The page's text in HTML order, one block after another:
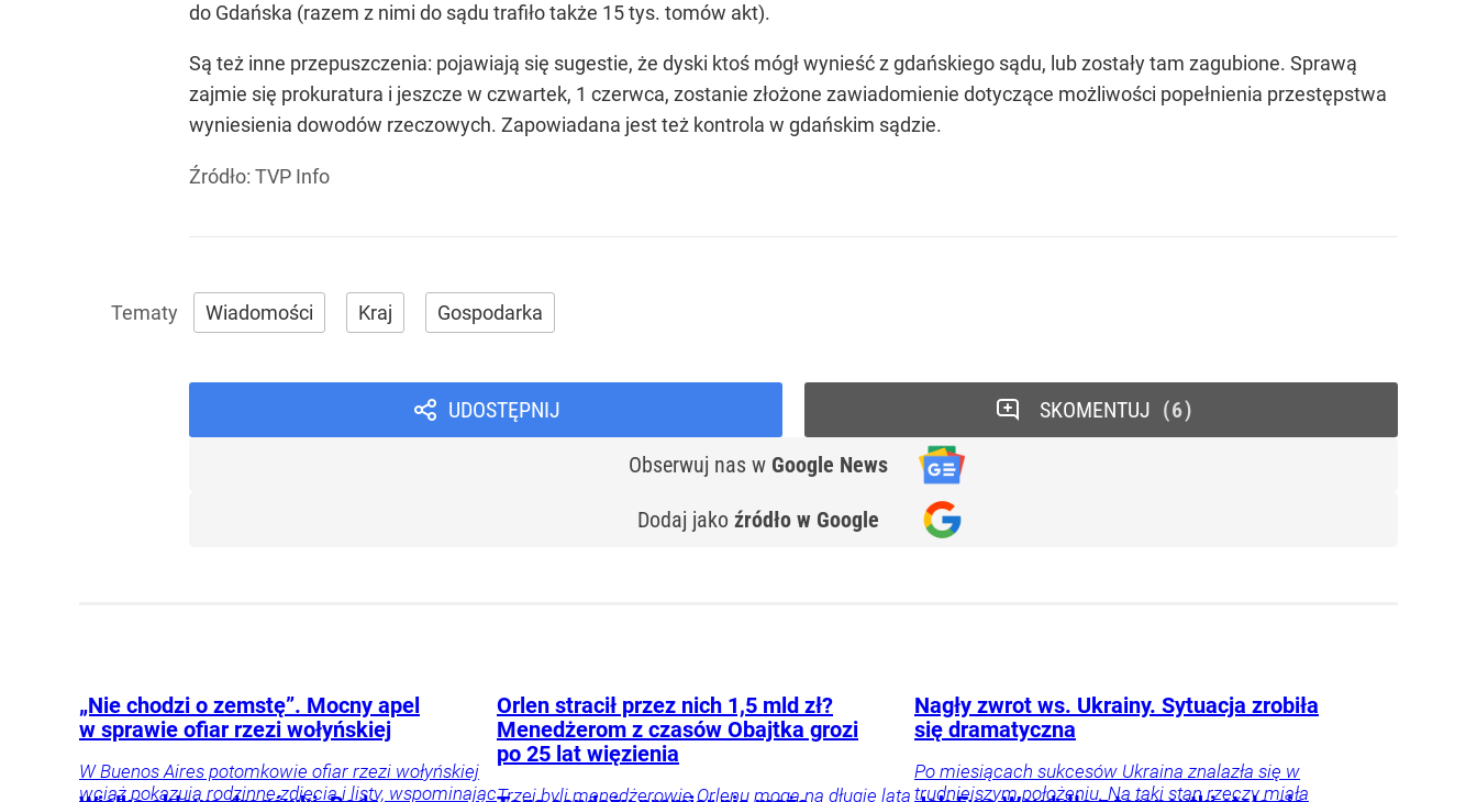
do Gdańska (razem z nimi do sądu trafiło także 15 tys. tomów akt).
Są też inne przepuszczenia: pojawiają się sugestie, że dyski ktoś mógł wynieść z gdańskiego sądu, lub zostały tam zagubione. Sprawą
zajmie się prokuratura i jeszcze w czwartek, 1 czerwca, zostanie złożone zawiadomienie dotyczące możliwości popełnienia przestępstwa
wyniesienia dowodów rzeczowych. Zapowiadana jest też kontrola w gdańskim sądzie.
Źródło: TVP Info
Wiadomości Kraj Gospodarka
UDOSTĘPNIJ
Obserwuj nas w Google News
Dodaj jako źródło w Google
SKOMENTUJ 6
„Nie chodzi o zemstę”. Mocny apel
w sprawie ofiar rzezi wołyńskiej
W Buenos Aires potomkowie ofiar rzezi wołyńskiej
wciąż pokazują rodzinne zdjęcia i listy, wspominając
Orlen stracił przez nich 1,5 mld zł?
Menedżerom z czasów Obajtka grozi
po 25 lat więzienia
Trzej byli menedżerowie Orlenu mogą na długie lata
Nagły zwrot ws. Ukrainy. Sytuacja zrobiła
się dramatyczna
Po miesiącach sukcesów Ukraina znalazła się w
trudniejszym położeniu. Na taki stan rzeczy miała